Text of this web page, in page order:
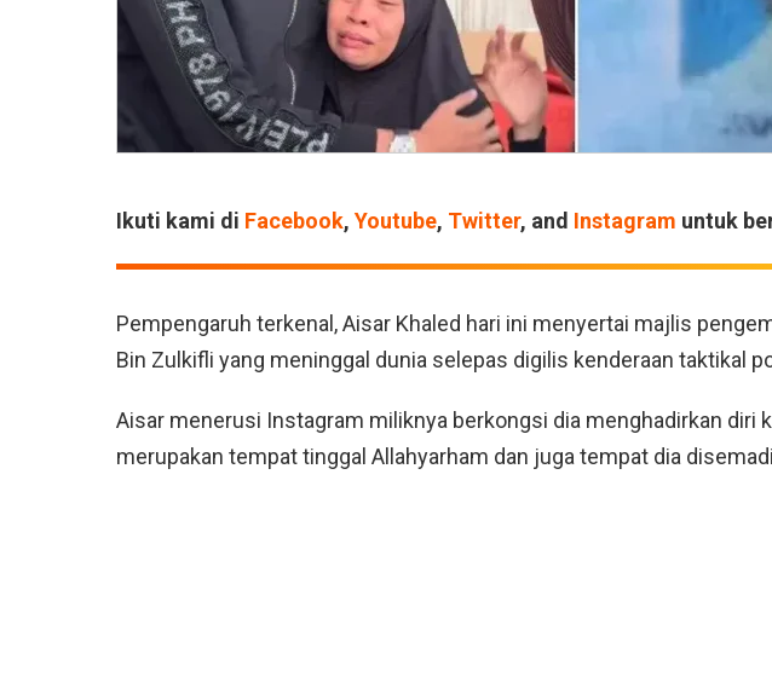
Ikuti kami di Facebook, Youtube, Twitter, and Instagram untuk
Pempengaruh terkenal, Aisar Khaled hari ini menyertai majlis
Bin Zulkifli yang meninggal dunia selepas digilis kenderaan taktikal
Aisar menerusi Instagram miliknya berkongsi dia menghadirkan diri
merupakan tempat tinggal Allahyarham dan juga tempat dia